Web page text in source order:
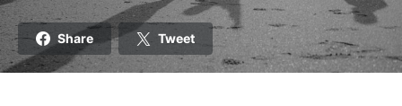
Share Tweet